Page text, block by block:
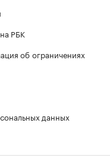
РБК
об ограничениях
данных